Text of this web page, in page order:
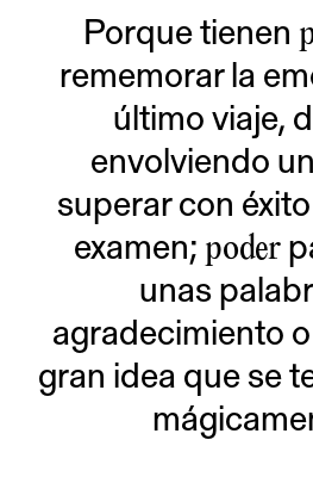
Porque tienen
rememorar la
último viaje,
envolviendo
superar con
examen; poder
unas
agradecimiento
gran idea que se